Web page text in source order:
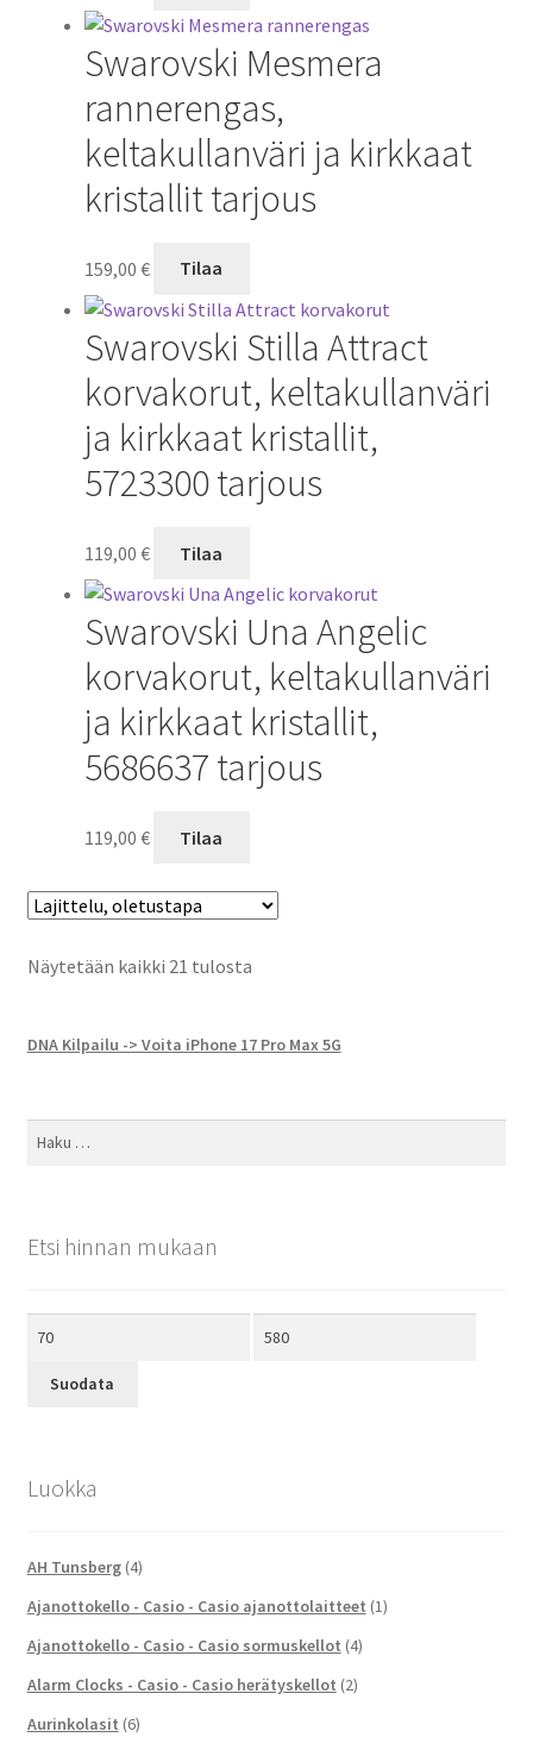
Swarovski Mesmera
rannerengas,
keltakullanväri ja kirkkaat
kristallit tarjous
159,00 € Tilaa
Swarovski Stilla Attract
korvakorut, keltakullanväri
ja kirkkaat kristallit,
5723300 tarjous
119,00 € Tilaa
Swarovski Una Angelic
korvakorut, keltakullanväri
ja kirkkaat kristallit,
5686637 tarjous
119,00 € Tilaa
Näytetään kaikki 21 tulosta
DNA Kilpailu -> Voita iPhone 17 Pro Max 5G
Haku:
Etsi hinnan mukaan
Suodata
Luokka
AH Tunsberg (4)
Ajanottokello - Casio - Casio ajanottolaitteet (1)
Ajanottokello - Casio - Casio sormuskellot (4)
Alarm Clocks - Casio - Casio herätyskellot (2)
Aurinkolasit (6)